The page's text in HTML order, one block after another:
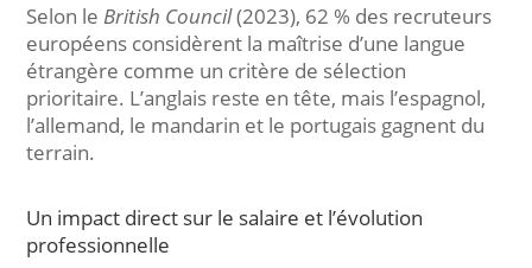
Selon leBritish Council(2023), 62 % des recruteurs
européens considèrent la maîtrise d’une langue
étrangère comme un critère de sélection
prioritaire. L’anglais reste en tête, mais l’espagnol,
l’allemand, le mandarin et le portugais gagnent du
terrain.
Un impact direct sur le salaire et l’évolution
professionnelle